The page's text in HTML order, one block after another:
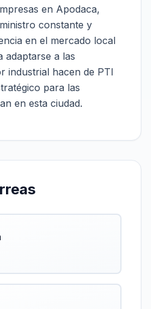
en Apodaca,
constante y
en el mercado local
adaptarse a las
industrial hacen de PTI
para las
en esta ciudad.